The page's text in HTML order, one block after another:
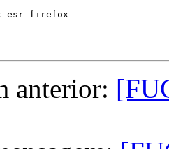
esr firefox
anterior: